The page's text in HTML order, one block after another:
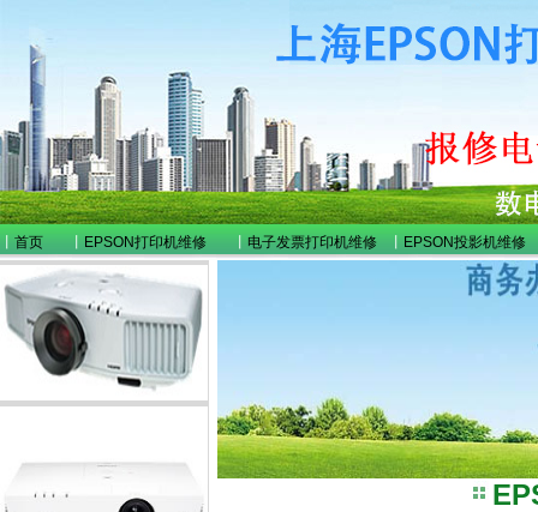
首页 EPSON打印机维修 电子发票打印机维修 EPSON投影机维修